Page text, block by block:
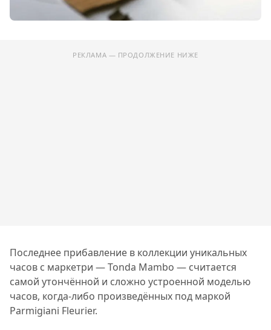
РЕКЛАМА — ПРОДОЛЖЕНИЕ НИЖЕ
Последнее прибавление в коллекции уникальных
часов с маркетри — Tonda Mambo — считается
самой утончённой и сложно устроенной моделью
часов, когда-либо произведённых под маркой
Parmigiani Fleurier.